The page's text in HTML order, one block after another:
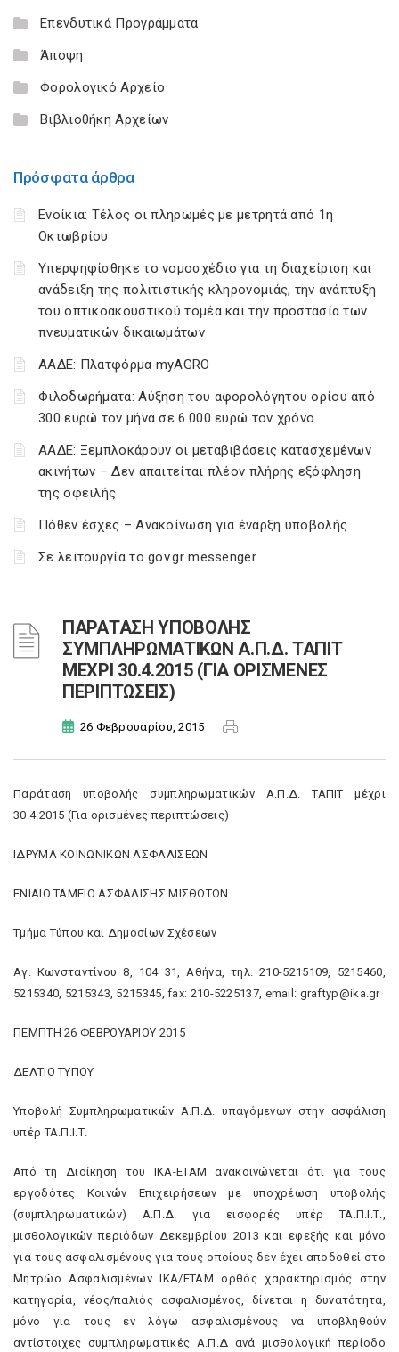
Επενδυτικά Προγράμματα
Άποψη
Φορολογικό Αρχείο
Βιβλιοθήκη Αρχείων
Πρόσφατα άρθρα
Ενοίκια: Τέλος οι πληρωμές με μετρητά από 1η
Οκτωβρίου
Υπερψηφίσθηκε το νομοσχέδιο για τη διαχείριση και
ανάδειξη της πολιτιστικής κληρονομιάς, την ανάπτυξη
του οπτικοακουστικού τομέα και την προστασία των
πνευματικών δικαιωμάτων
ΑΑΔΕ: Πλατφόρμα myAGRO
Φιλοδωρήματα: Αύξηση του αφορολόγητου ορίου από
300 ευρώ τον μήνα σε 6.000 ευρώ τον χρόνο
ΑΑΔΕ: Ξεμπλοκάρουν οι μεταβιβάσεις κατασχεμένων
ακινήτων – Δεν απαιτείται πλέον πλήρης εξόφληση
της οφειλής
Πόθεν έσχες – Ανακοίνωση για έναρξη υποβολής
Σε λειτουργία το gov.gr messenger
ΠΑΡΑΤΑΣΗ ΥΠΟΒΟΛΗΣ
ΣΥΜΠΛΗΡΩΜΑΤΙΚΩΝ Α.Π.Δ. ΤΑΠΙΤ
ΜΕΧΡΙ 30.4.2015 (ΓΙΑ ΟΡΙΣΜΕΝΕΣ
ΠΕΡΙΠΤΩΣΕΙΣ)
26 Φεβρουαρίου, 2015
Παράταση υποβολής συμπληρωματικών Α.Π.Δ. ΤΑΠΙΤ μέχρι
30.4.2015 (Για ορισμένες περιπτώσεις)
ΙΔΡΥΜΑ ΚΟΙΝΩΝΙΚΩΝ ΑΣΦΑΛΙΣΕΩΝ
ΕΝΙΑΙΟ ΤΑΜΕΙΟ ΑΣΦΑΛΙΣΗΣ ΜΙΣΘΩΤΩΝ
Τμήμα Τύπου και Δημοσίων Σχέσεων
Αγ. Κωνσταντίνου 8, 104 31, Αθήνα, τηλ. 210-5215109, 5215460,
5215340, 5215343, 5215345, fax: 210-5225137, email: graftyp@ika.gr
ΠΕΜΠΤΗ 26 ΦΕΒΡΟΥΑΡΙΟΥ 2015
ΔΕΛΤΙΟ ΤΥΠΟΥ
Υποβολή Συμπληρωματικών Α.Π.Δ. υπαγόμενων στην ασφάλιση
υπέρ ΤΑ.Π.Ι.Τ.
Από τη Διοίκηση του ΙΚΑ-ΕΤΑΜ ανακοινώνεται ότι για τους
εργοδότες Κοινών Επιχειρήσεων με υποχρέωση υποβολής
(συμπληρωματικών) Α.Π.Δ. για εισφορές υπέρ ΤΑ.Π.Ι.Τ.,
μισθολογικών περιόδων Δεκεμβρίου 2013 και εφεξής και μόνο
για τους ασφαλισμένους για τους οποίους δεν έχει αποδοθεί στο
Μητρώο Ασφαλισμένων ΙΚΑ/ΕΤΑΜ ορθός χαρακτηρισμός στην
κατηγορία, νέος/παλιός ασφαλισμένος, δίνεται η δυνατότητα,
μόνο για τους εν λόγω ασφαλισμένους να υποβληθούν
αντίστοιχες συμπληρωματικές Α.Π.Δ ανά μισθολογική περίοδο